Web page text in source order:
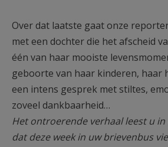
Over dat laatste gaat onze
met een dochter die het afscheid
één van haar mooiste
geboorte van haar kinderen, haar
een intens gesprek met stiltes,
zoveel dankbaarheid…
Het ontroerende verhaal leest u
dat deze week in uw brievenbus